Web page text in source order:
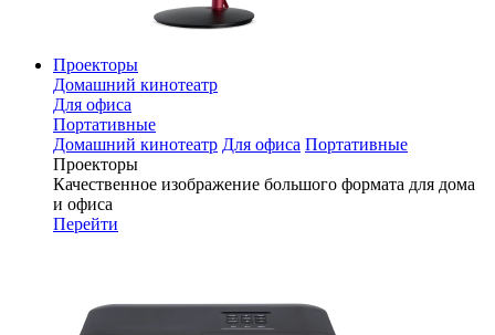
Проекторы
Домашний кинотеатр
Для офиса
Портативные
Домашний кинотеатр Для офиса Портативные
Проекторы
Качественное изображение большого формата для дома
и офиса
Перейти